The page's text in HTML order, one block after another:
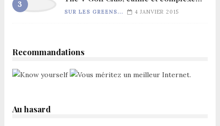
SUR LES GREENS... 4 JANVIER 2015
Recommandations
Au hasard